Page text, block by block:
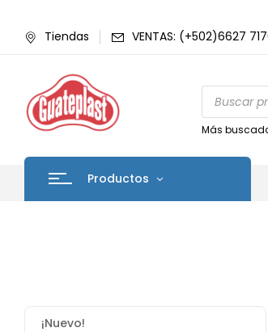
Tiendas VENTAS: (+502)6627
Más
Productos
¡Nuevo!